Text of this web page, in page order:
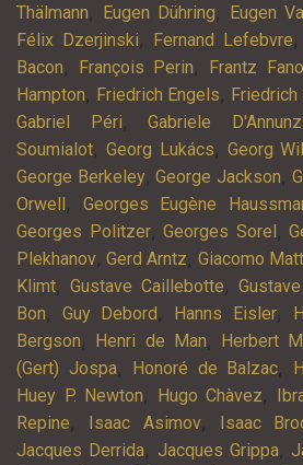
Thälmann, Eugen Dühring, Eugen
Félix Dzerjinski, Fernand Lefebvre,
Bacon, François Perin, Frantz
Hampton, Friedrich Engels,
Gabriel Péri,Gabriele
Soumialot, Georg Lukács, Georg
George Berkeley,George Jackson,
Orwell , Georges Eugène
Georges Politzer, Georges Sorel ,
Plekhanov,Gerd Arntz, Giacomo
Klimt, Gustave Caillebotte,
Bon, Guy Debord , Hanns Eisler,
Bergson, Henri de Man, Herbert
(Gert) Jospa, Honoré de Balzac,
Huey P. Newton, Hugo Chàvez,
Repine, Isaac Asimov, Isaac
Jacques Derrida, Jacques Grippa,